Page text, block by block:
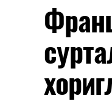
Оюутны